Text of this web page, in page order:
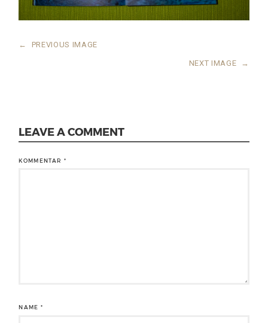
← PREVIOUS IMAGE
NEXT IMAGE →
LEAVE A COMMENT
KOMMENTAR *
NAME*